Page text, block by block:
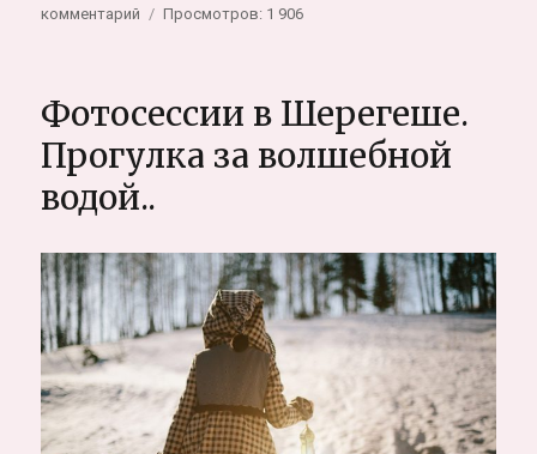
комментарий
в
Кейптауна.
(Khayelitsha)
Просмотров: 1 906
Фотосессии в Шерегеше.
Прогулка за волшебной
водой..